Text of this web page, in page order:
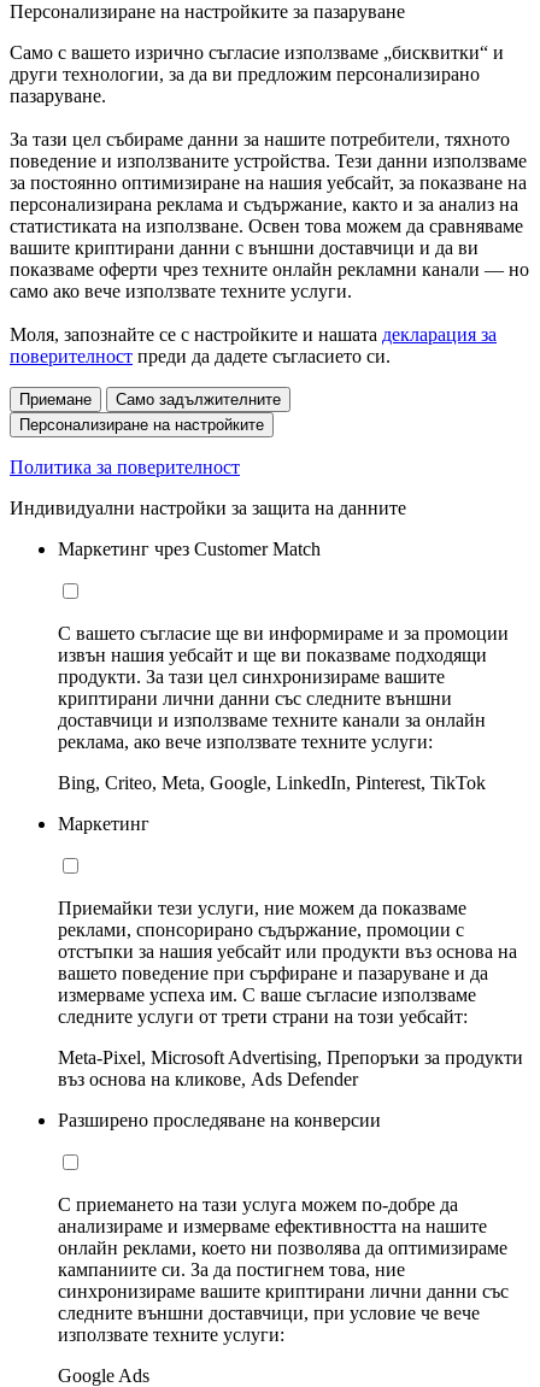
Персонализиране на настройките за пазаруване
Само с вашето изрично съгласие използваме „бисквитки“ и
други технологии, за да ви предложим персонализирано
пазаруване.
За тази цел събираме данни за нашите потребители, тяхното
поведение и използваните устройства. Тези данни използваме
за постоянно оптимизиране на нашия уебсайт, за показване на
персонализирана реклама и съдържание, както и за анализ на
статистиката на използване. Освен това можем да сравняваме
вашите криптирани данни с външни доставчици и да ви
показваме оферти чрез техните онлайн рекламни канали — но
само ако вече използвате техните услуги.
Моля, запознайте се с настройките и нашата декларация за
поверителност преди да дадете съгласието си.
Приемане
Само задължителните
Персонализиране на настройките
Политика за поверителност
Индивидуални настройки за защита на данните
Маркетинг чрез Customer Match
С вашето съгласие ще ви информираме и за промоции
извън нашия уебсайт и ще ви показваме подходящи
продукти. За тази цел синхронизираме вашите
криптирани лични данни със следните външни
доставчици и използваме техните канали за онлайн
реклама, ако вече използвате техните услуги:
Bing, Criteo, Meta, Google, LinkedIn, Pinterest, TikTok
Маркетинг
Приемайки тези услуги, ние можем да показваме
реклами, спонсорирано съдържание, промоции с
отстъпки за нашия уебсайт или продукти въз основа на
вашето поведение при сърфиране и пазаруване и да
измерваме успеха им. С ваше съгласие използваме
следните услуги от трети страни на този уебсайт:
Meta-Pixel, Microsoft Advertising, Препоръки за продукти
въз основа на кликове, Ads Defender
Разширено проследяване на конверсии
С приемането на тази услуга можем по-добре да
анализираме и измерваме ефективността на нашите
онлайн реклами, което ни позволява да оптимизираме
кампаниите си. За да постигнем това, ние
синхронизираме вашите криптирани лични данни със
следните външни доставчици, при условие че вече
използвате техните услуги:
Google Ads